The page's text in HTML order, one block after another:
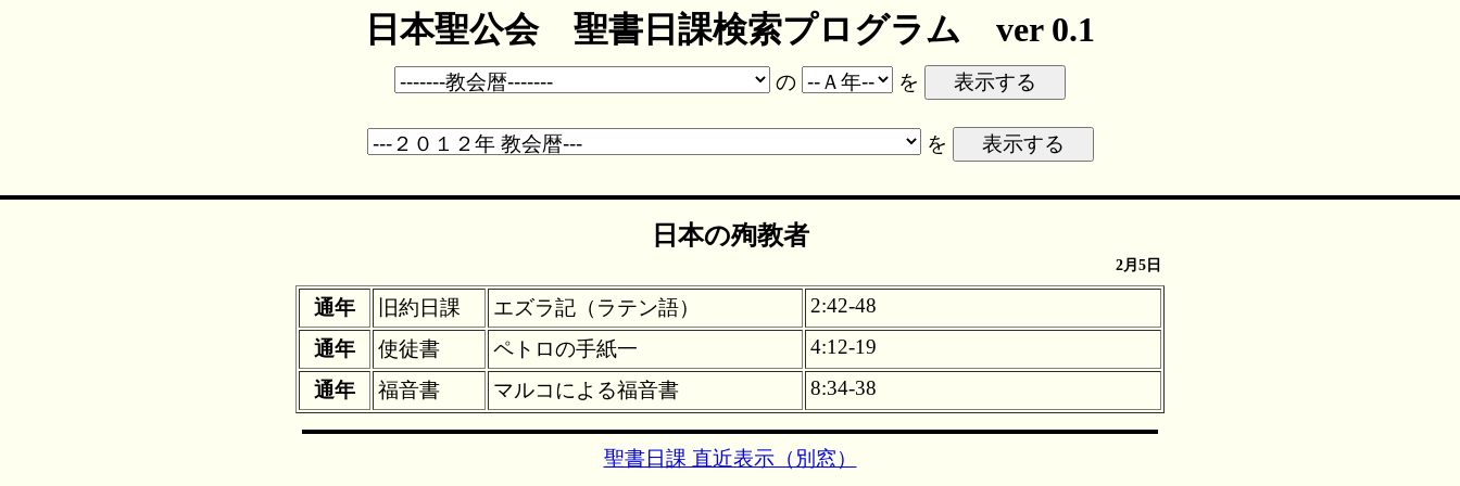
日本聖公会 聖書日課検索プログラム ver 0.1
の を
を
日本の殉教者
2月5日
通年 旧約日課 エズラ記（ラテン語）
2:42-48
通年
使徒書 ペトロの手紙一
4:12-19
通年
福音書 マルコによる福音書 8:34-38
聖書日課 直近表示（別窓）